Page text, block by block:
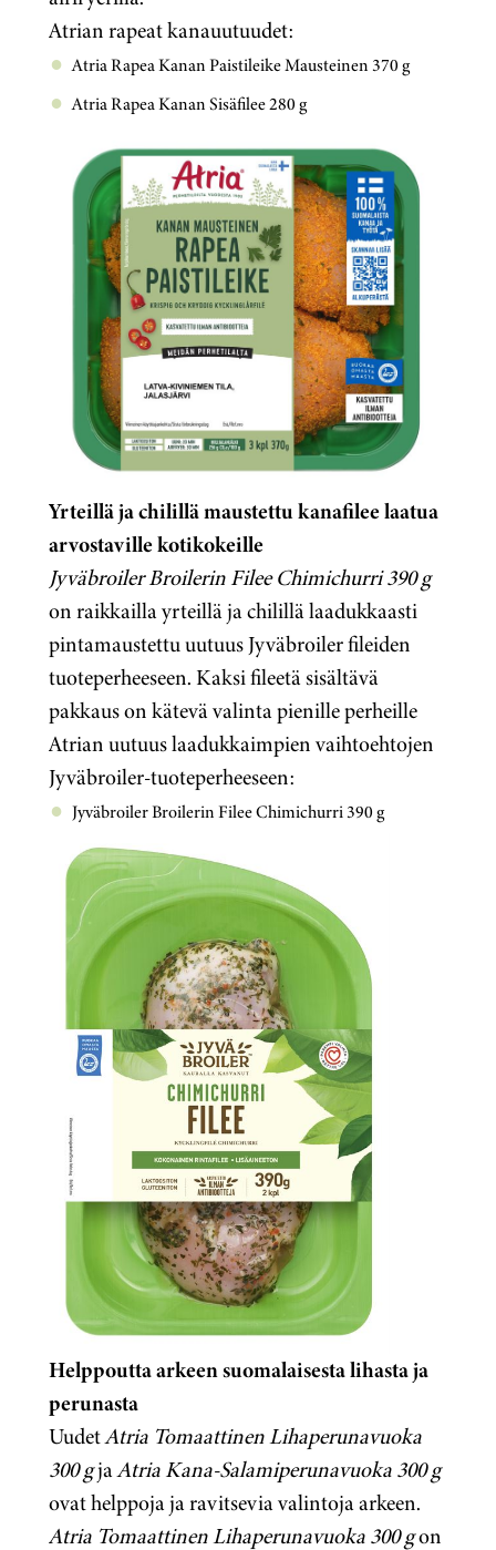
Atrian rapeat kanauutuudet:
Atria Rapea Kanan Paistileike Mausteinen 370 g
Atria Rapea Kanan Sisäfilee 280 g
Yrteillä ja chilillä maustettu kanafilee laatua
arvostaville kotikokeille
Jyväbroiler Broilerin Filee Chimichurri 390 g
on raikkailla yrteillä ja chilillä laadukkaasti
pintamaustettu uutuus Jyväbroiler fileiden
tuoteperheeseen. Kaksi fileetä sisältävä
pakkaus on kätevä valinta pienille perheille
Atrian uutuus laadukkaimpien vaihtoehtojen
Jyväbroiler-tuoteperheeseen:
Jyväbroiler Broilerin Filee Chimichurri 390 g
Helppoutta arkeen suomalaisestalihasta ja
perunasta
UudetAtria Tomaattinen Lihaperunavuoka
300 gjaAtria Kana-Salamiperunavuoka 300 g
ovat helppoja ja ravitsevia valintoja arkeen.
Atria Tomaattinen Lihaperunavuoka 300 gon